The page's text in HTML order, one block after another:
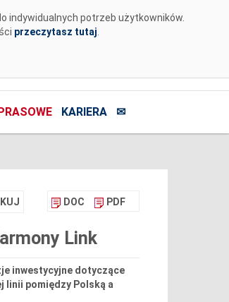
indywidualnych potrzeb użytkowników.
przeczytasz tutaj
KARIERA ✉
DOC PDF
Link
inwestycyjne dotyczące
pomiędzy Polską a